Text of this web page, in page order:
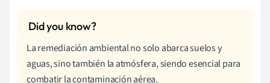
La remediación ambiental no solo abarca suelos y
aguas, sino también la atmósfera, siendo esencial para
combatir la contaminación aérea.